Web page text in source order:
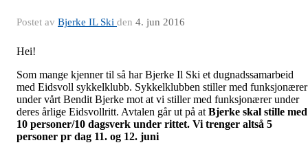
Postet av Bjerke IL Ski den 4. jun 2016
Hei!
Som mange kjenner til så har Bjerke Il Ski et dugnadssamarbeid
med Eidsvoll sykkelklubb. Sykkelklubben stiller med funksjonærer
under vårt Bendit Bjerke mot at vi stiller med funksjonærer under
deres årlige Eidsvollritt. Avtalen går ut på at Bjerke skal stille med
10 personer/10 dagsverk under rittet. Vi trenger altså 5
personer pr dag 11. og 12. juni